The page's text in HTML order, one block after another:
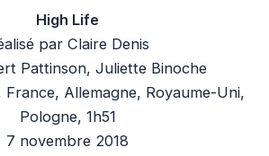
High Life
par Claire Denis
Pattinson, Juliette Binoche
France, Allemagne, Royaume-Uni,
Pologne, 1h51
7 novembre 2018